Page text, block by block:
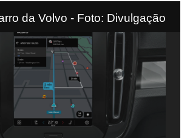
da Volvo - Foto: Divulgação